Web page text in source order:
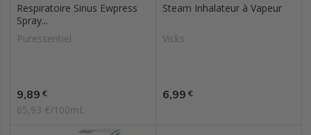
Respiratoire Sinus Ewpress
Spray...
Puressentiel
Prix
9,89 €
65,93 €/100mL
Steam Inhalateur à Vapeur
Vicks
Prix
6,99 €